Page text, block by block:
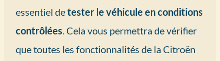
essentiel detester le véhicule en conditions
contrôlées . Cela vous permettra de vérifier
que toutes les fonctionnalités de la Citroën